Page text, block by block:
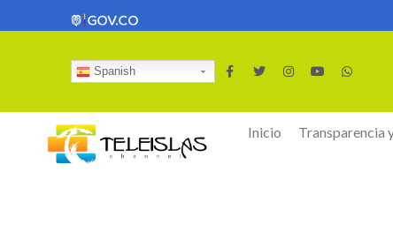
Spanish
Inicio Transparencia